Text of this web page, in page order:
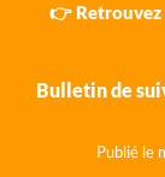
👉 Retrouvez
Bulletin de
Publié le